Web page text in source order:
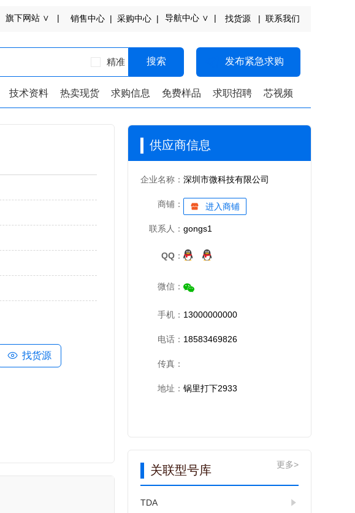
旗下网站 ∨ | 销售中心 | 采购中心 | 导航中心 ∨ | 找货源 | 联系我们
精准 搜索 发布紧急求购
技术资料 热卖现货 求购信息 免费样品 求职招聘 芯视频
找货源
供应商信息
企业名称： 深圳市微科技有限公司
商铺： 进入商铺
联系人： gongs1
QQ：
微信：
手机： 13000000000
电话： 18583469826
传真：
地址： 锅里打下2933
关联型号库 更多>
TDA